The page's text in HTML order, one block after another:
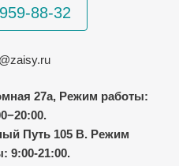
88-32
27а, Режим работы:
Путь 105 В. Режим
9:00-21:00.